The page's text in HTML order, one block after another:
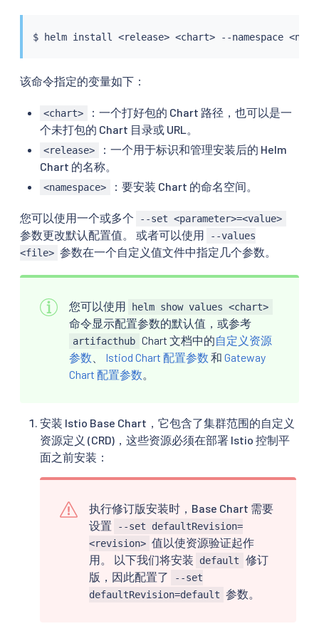
$ helm install <release> <chart> --namespace <
该命令指定的变量如下：
<chart>
：一个打好包的 Chart 路径，也可以是一
个未打包的 Chart 目录或 URL。
<release>
：一个用于标识和管理安装后的 Helm
Chart 的名称。
<namespace> ：要安装 Chart 的命名空间。
您可以使用一个或多个 --set <parameter>=<value>
参数更改默认配置值。 或者可以使用
--values
<file> 参数在一个自定义值文件中指定几个参数。
您可以使用 helm show values <chart>
命令显示配置参数的默认值，或参考
artifacthub Chart 文档中的自定义资源
参数
Istiod Chart 配置参数 和 Gateway
Chart 配置参数。
安装 Istio Base Chart，它包含了集群范围的自定义
资源定义 (CRD)，这些资源必须在部署 Istio 控制平
面之前安装：
执行修订版安装时，Base Chart 需要
设置
--set defaultRevision=
<revision> 值以使资源验证起作
用。 以下我们将安装
default
修订
版，因此配置了
--set
defaultRevision=default 参数。